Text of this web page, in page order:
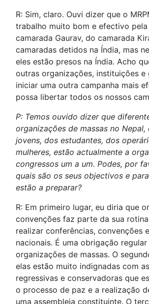
R: Sim, claro. Ouvi dizer que o
trabalho muito bom e efectivo
camarada Gaurav, do camarada
camaradas detidos na Índia, mas
eles estão presos na Índia. Acho
outras organizações, instituições e
iniciar uma outra campanha mais
possa libertar todos os nossos
P: Temos ouvido dizer que
organizações de massas no
jovens, dos estudantes, dos
mulheres, estão actualmente a
congressos um a um. Podes, por
quais são os seus objectivos e
estão a preparar?
R: Em primeiro lugar, eu diria que
convenções faz parte da sua
realizar conferências, convenções
nacionais. É uma obrigação
organizações de massas. O
elas estão muito indignadas com
regressivas e conservadoras que
o processo de paz e a realização
uma assembleia constituinte. O